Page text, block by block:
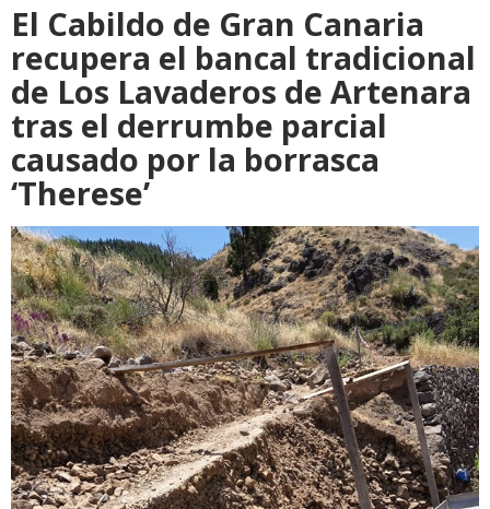
El Cabildo de Gran Canaria
recupera el bancal tradicional
de Los Lavaderos de Artenara
tras el derrumbe parcial
causado por la borrasca
‘Therese’